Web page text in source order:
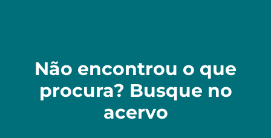
Não encontrou o que
procura? Busque no
acervo